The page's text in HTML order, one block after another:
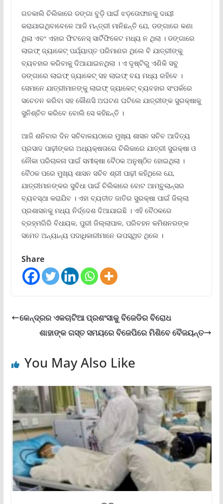
ଗତକାଲି ଚିଲିକାରେ ଡଙ୍ଗା ବୁଡ଼ି ପାଇଁ ଝଡ଼ତୋଫାନକୁ ଦାୟୀ
କରାଯାଇଥିବାବେଳେ ଆଜି ମନ୍ତ୍ରୀ ମାନିଛନ୍ତି ଯେ, ଡଙ୍ଗାରେ କଣା
ଥିଲା ଏବଂ ଏହାର ଫିଟନେସ୍ ସାର୍ଟିଫିକେଟ ମଧ୍ୟ ନ ଥିଲା । ଡଙ୍ଗାରେ
ଲାଇଫ୍ ଜ୍ୟାକେଟ୍ ପର୍ଯ୍ୟାପ୍ତ ପରିମାଣର ଥିଲେ ବି ଯାତ୍ରୀଙ୍କୁ
ବ୍ୟବହାର କରିବାକୁ ଦିଆଯାଇନଥିଲା । ଏ ଦୃଷ୍ଟିରୁ ଏଣିକି ସବୁ
ଡଙ୍ଗାରେ ଲାଇଫ୍ ଜ୍ୟାକେଟ୍ ସହ ଲାଇଫ୍ ବୟ ମଧ୍ୟ ରହିବେ ।
ସେମାନେ ଯାତ୍ରୀମାନଙ୍କୁ ଲାଇଫ୍ ଜ୍ୟାକେଟ୍ ବ୍ୟବହାର ସଂପର୍କରେ
ସଚେତନ କରିବା ସହ କୌଣସି ଅଘଟଣ ଘଟିଲେ ଯାତ୍ରୀଙ୍କ ସୁରକ୍ଷାକୁ
ସୁନିଶ୍ଚିତ କରିବେ ବୋଲି ସେ କହିଛନ୍ତି ।
ଆଜି ଶନିବାର ଦିନ ସଚିବାଳୟଠାରେ ମୁଖ୍ୟ ଶାସନ ସଚିବ ଆଦିତ୍ୟ
ପ୍ରସାଦ ପାଢ଼ୀଙ୍କର ଅଧ୍ୟକ୍ଷତାରେ ଚିଲିକାରେ ଯାତ୍ରୀ ସୁରକ୍ଷା ଓ
ନୌକା ପରିଚାଳନା ପାଇଁ ସମୀକ୍ଷା ବୈଠକ ଅନୁଷ୍ଠିତ ହୋଇଥିଲା ।
ବୈଠକ ପରେ ମୁଖ୍ୟ ଶାସନ ସଚିବ ଶ୍ରୀ ପାଢ଼ୀ କହିଥିଲେ ଯେ,
ଯାତ୍ରୀମାନଙ୍କର ସୁବିଧା ପାଇଁ ଚିଲିକାରେ ବୋଟ ଆମ୍ବୁଲାନ୍ସର
ବ୍ୟବସ୍ଥା କରାଯିବ । ଏହା ବ୍ୟତୀତ ଜାତିର ସୁରକ୍ଷା ପାଇଁ ଜିଲ୍ଲା
ପ୍ରଶାସନକୁ ମଧ୍ୟ ନିର୍ଦ୍ଦେଶ ଦିଆଯାଇଛି । ଏହି ବୈଠକରେ
ବ୍ରହ୍ମଗିରି ବିଧାୟକ, ପୁରୀ ଜିଲ୍ଲାପାଳ, ପରିବହନ କମିଶନରଙ୍କ
ସମେତ ଅନ୍ୟାନ୍ୟ ପଦାଧିକାରୀମାନେ ଉପସ୍ଥିତ ଥିଲେ ।
Share
କେନ୍ଦ୍ରର ଏକଚାଟିଆ ପ୍ରଶଂସାକୁ ବିଜେଡିର ବିରୋଧ
ଶାହାଙ୍କ ଗସ୍ତ ସମୟରେ ବିଜେପିରେ ମିଶିବେ ବୈଜୟନ୍ତ
You May Also Like